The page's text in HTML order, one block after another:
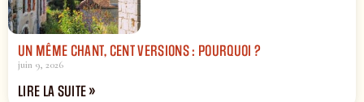
UN MÊME CHANT, CENT VERSIONS : POURQUOI ?
juin 9, 2026
LIRE LA SUITE »